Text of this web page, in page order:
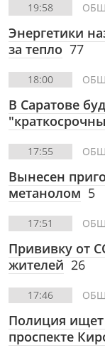
19:58
Энергетики
за тепло 77
18:00
В Саратове
17:55
Вынесен
метанолом 5
17:51
Прививку от
жителей 26
17:46
Полиция ищет
проспекте